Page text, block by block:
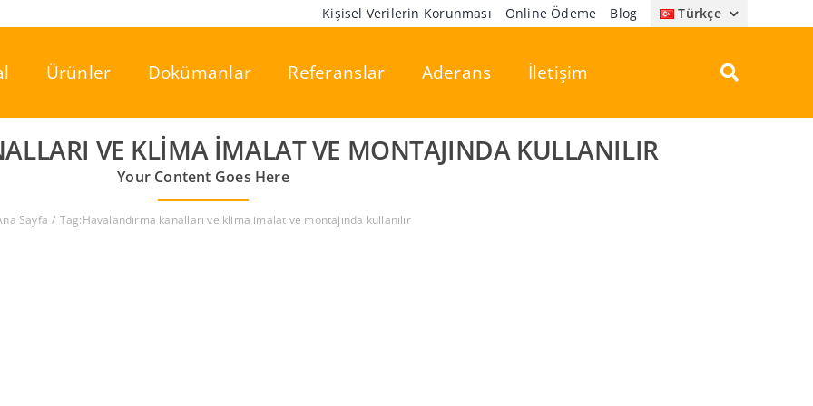
Kişisel Verilerin Korunması Online Ödeme Blog Türkçe
Ürünler Dokümanlar Referanslar Aderans İletişim
VE KLIMA IMALAT VE MONTAJINDA KULLANILIR
Your Content Goes Here
Sayfa Tag:Havalandırma kanalları ve klima imalat ve montajında kullanılır